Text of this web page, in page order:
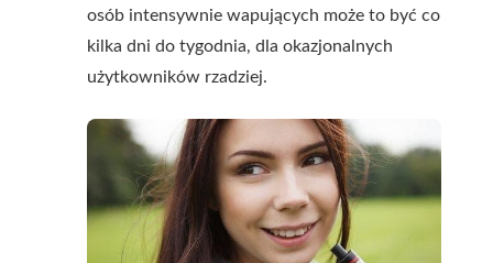
osób intensywnie wapujących może to być co
kilka dni do tygodnia, dla okazjonalnych
użytkowników rzadziej.